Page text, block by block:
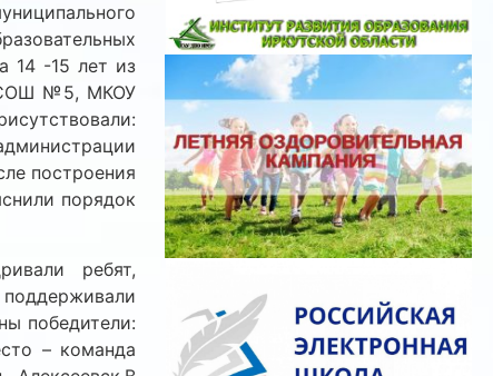
14 -15 лет из
СОШ №5, МКОУ
построения
порядок
ребят,
победители:
– команда